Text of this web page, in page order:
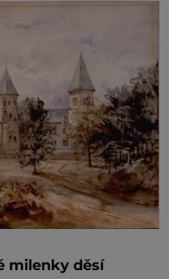
milenky děsí